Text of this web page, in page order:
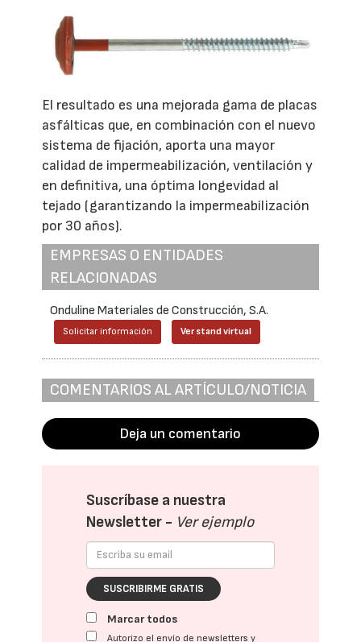
El resultado es una mejorada gama de placas
asfálticas que, en combinación con el nuevo
sistema de fijación, aporta una mayor
calidad de impermeabilización, ventilación y
en definitiva, una óptima longevidad al
tejado (garantizando la impermeabilización
por 30 años).
EMPRESAS O ENTIDADES
RELACIONADAS
Onduline Materiales de Construcción, S.A.
Solicitar información Ver stand virtual
COMENTARIOS AL ARTÍCULO/NOTICIA
Deja un comentario
Suscríbase a nuestra
Newsletter - Ver ejemplo
SUSCRIBIRME GRATIS
Marcar todos
Autorizo el envío de newsletters y